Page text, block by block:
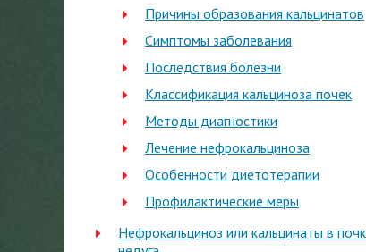
Причины образования кальцинатов
Симптомы заболевания
Последствия болезни
Классификация кальциноза почек
Методы диагностики
Лечение нефрокальциноза
Особенности диетотерапии
Профилактические меры
Нефрокальциноз или кальцинаты в